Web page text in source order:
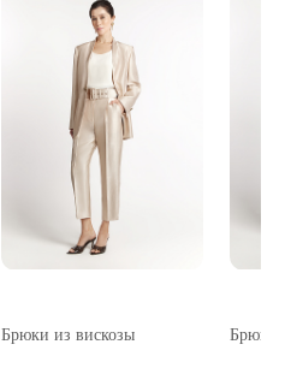
Брюки из вискозы Брюки